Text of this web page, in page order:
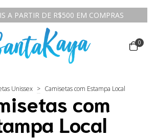
A PARTIR DE R$500 EM COMPRAS
0
Unissex > Camisetas com Estampa Local
com
Local